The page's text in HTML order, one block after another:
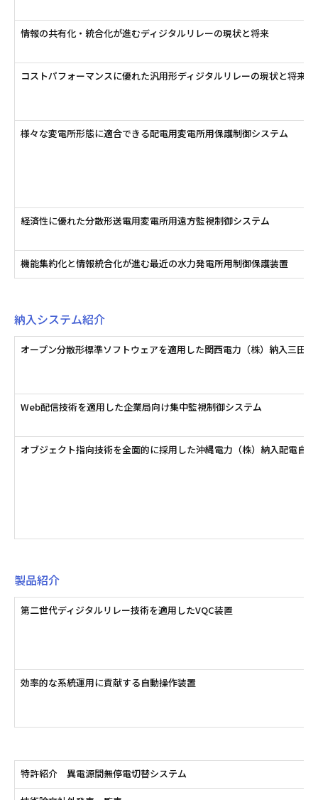
情報の共有化・統合化が進むディジタルリレーの現状と将来
コストパフォーマンスに優れた汎用形ディジタルリレーの現状と将来
様々な変電所形態に適合できる配電用変電所用保護制御システム
経済性に優れた分散形送電用変電所用遠方監視制御システム
機能集約化と情報統合化が進む最近の水力発電所用制御保護装置
納入システム紹介
オープン分散形標準ソフトウェアを適用した関西電力（株）納入三田
Web配信技術を適用した企業局向け集中監視制御システム
オブジェクト指向技術を全面的に採用した沖縄電力（株）納入配電自
製品紹介
第二世代ディジタルリレー技術を適用したVQC装置
効率的な系統運用に貢献する自動操作装置
特許紹介 異電源間無停電切替システム